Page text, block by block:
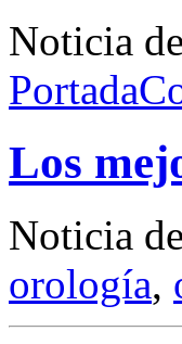
Noticia de
Portada
Los
Noticia
orología,